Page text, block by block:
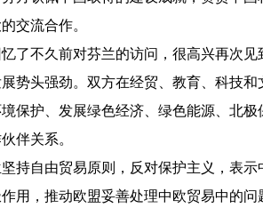
交流合作。
了不久前对芬兰的访问，很高兴再次
势头强劲。双方在经贸、教育、科技
保护、发展绿色经济、绿色能源、北
伴关系。
持自由贸易原则，反对保护主义，表
用，推动欧盟妥善处理中欧贸易中的问